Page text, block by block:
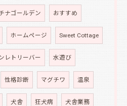
ナゴールデン おすすめ
ホームページ Sweet Cottage
レトリーバー 水遊び
性格診断 マグチワ 温泉
犬舎 狂犬病 犬舎業務